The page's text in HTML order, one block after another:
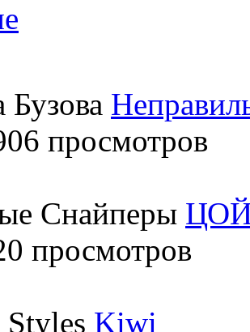
Бузова
просмотров
Снайперы
просмотров
Kiwi